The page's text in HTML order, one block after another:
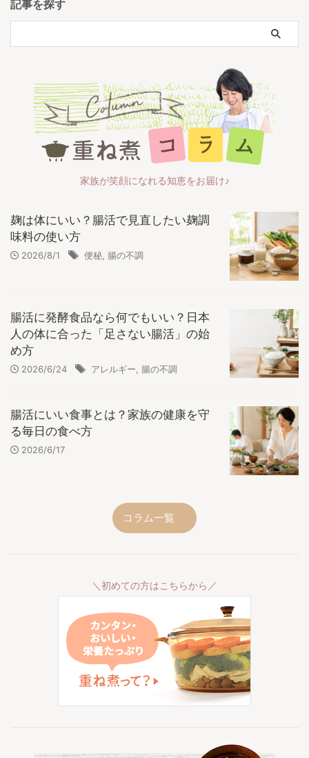
記事を探す
家族が笑顔になれる知恵をお届け♪
麹は体にいい？腸活で見直したい麹調
味料の使い方
2026/8/1 便秘 腸の不調
腸活に発酵食品なら何でもいい？日本
人の体に合った「足さない腸活」の始
め方
2026/6/24 アレルギー 腸の不調
腸活にいい食事とは？家族の健康を守
る毎日の食べ方
2026/6/17
コラム一覧
＼初めての方はこちらから／